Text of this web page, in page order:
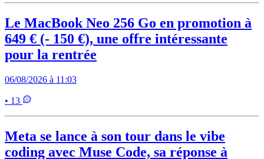
Le MacBook Neo 256 Go en promotion à
649 € (- 150 €), une offre intéressante
pour la rentrée
06/08/2026 à 11:03
• 13
Meta se lance à son tour dans le vibe
coding avec Muse Code, sa réponse à